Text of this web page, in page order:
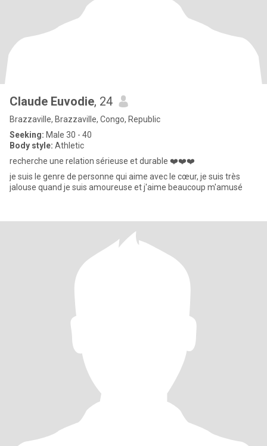
Claude Euvodie, 24
Brazzaville, Brazzaville, Congo, Republic
Seeking: Male 30 - 40
Body style: Athletic
recherche une relation sérieuse et durable ❤️❤️❤️
je suis le genre de personne qui aime avec le cœur, je suis très
jalouse quand je suis amoureuse et j'aime beaucoup m'amusé